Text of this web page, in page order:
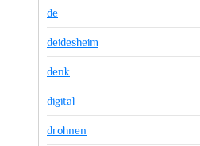
de
deidesheim
denk
digital
drohnen